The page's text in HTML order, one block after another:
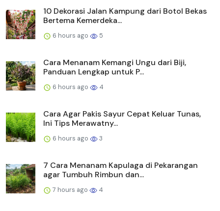
10 Dekorasi Jalan Kampung dari Botol Bekas
Bertema Kemerdeka...
6 hours ago 5
Cara Menanam Kemangi Ungu dari Biji,
Panduan Lengkap untuk P...
6 hours ago 4
Cara Agar Pakis Sayur Cepat Keluar Tunas,
Ini Tips Merawatny...
6 hours ago 3
7 Cara Menanam Kapulaga di Pekarangan
agar Tumbuh Rimbun dan...
7 hours ago 4